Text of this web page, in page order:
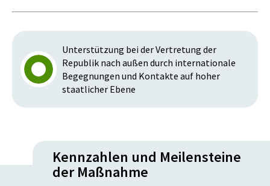
Unterstützung bei der Vertretung der
Republik nach außen durch internationale
Begegnungen und Kontakte auf hoher
staatlicher Ebene
Kennzahlen und Meilensteine
der Maßnahme